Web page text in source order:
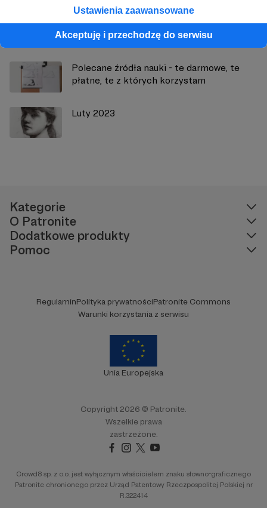
Ustawienia zaawansowane
Akceptuję i przechodzę do serwisu
Cześć, patronie! Poznajmy się ;)
Polecane źródła nauki - te darmowe, te
płatne, te z których korzystam
Luty 2023
Kategorie
O Patronite
Dodatkowe produkty
Pomoc
RegulaminPolityka prywatnościPatronite Commons
Warunki korzystania z serwisu
Unia Europejska
Copyright 2026 © Patronite.
Wszelkie prawa
zastrzeżone.
Crowd8 sp. z o.o. jest wyłącznym właścicielem znaku słowno-graficznego
Patronite chronionego przez Urząd Patentowy Rzeczpospolitej Polskiej nr
R.322414